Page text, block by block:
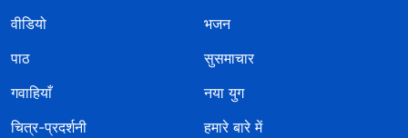
वीडियो
भजन
पाठ
सुसमाचार
गवाहियाँ
नया युग
चित्र-प्रदर्शनी
हमारे बारे में